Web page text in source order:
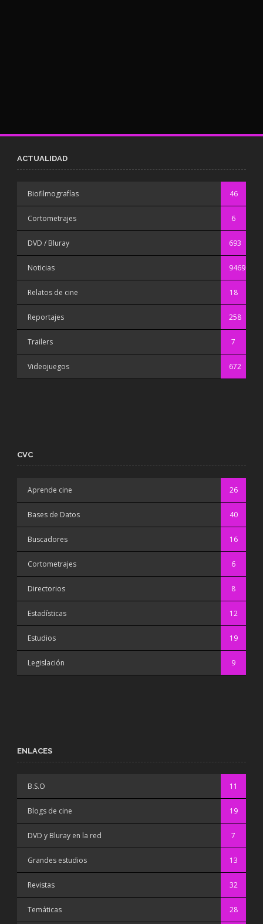
ACTUALIDAD
Biofilmografías 46
Cortometrajes 6
DVD / Bluray 693
Noticias 9469
Relatos de cine 18
Reportajes 258
Trailers 7
Videojuegos 672
CVC
Aprende cine 26
Bases de Datos 40
Buscadores 16
Cortometrajes 6
Directorios 8
Estadísticas 12
Estudios 19
Legislación 9
ENLACES
B.S.O 11
Blogs de cine 19
DVD y Bluray en la red 7
Grandes estudios 13
Revistas 32
Temáticas 28